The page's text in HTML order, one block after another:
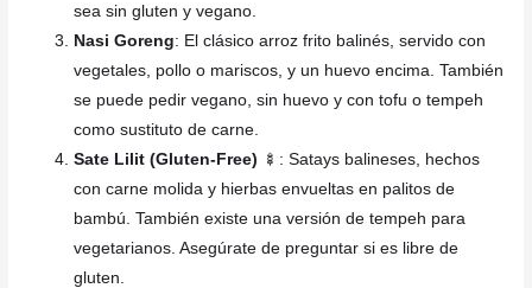
sea sin gluten y vegano.
Nasi Goreng: El clásico arroz frito balinés, servido con
vegetales, pollo o mariscos, y un huevo encima. También
se puede pedir vegano, sin huevo y con tofu o tempeh
como sustituto de carne.
Sate Lilit (Gluten-Free) 🍢: Satays balineses, hechos
con carne molida y hierbas envueltas en palitos de
bambú. También existe una versión de tempeh para
vegetarianos. Asegúrate de preguntar si es libre de
gluten.